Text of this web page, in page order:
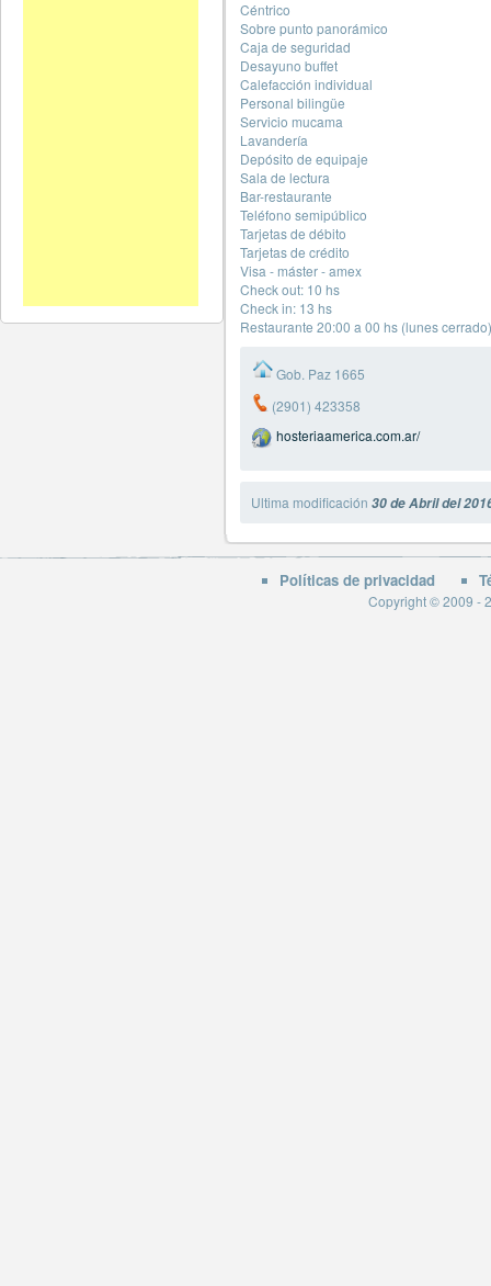
Céntrico
Sobre punto panorámico
Caja de seguridad
Desayuno buffet
Calefacción individual
Personal bilingüe
Servicio mucama
Lavandería
Depósito de equipaje
Sala de lectura
Bar-restaurante
Teléfono semipúblico
Tarjetas de débito
Tarjetas de crédito
Visa - máster - amex
Check out: 10 hs
Check in: 13 hs
Restaurante 20:00 a 00 hs (lunes cerrado)
Gob. Paz 1665
(2901) 423358
hosteriaamerica.com.ar/
Ultima modificación 30 de Abril del
Políticas de privacidad
Copyright © 2009 -